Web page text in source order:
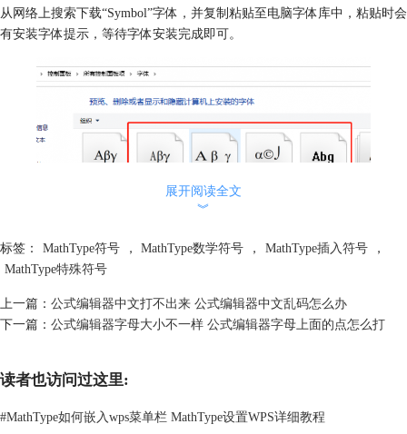
从网络上搜索下载“Symbol”字体，并复制粘贴至电脑字体库中，粘贴时会
有安装字体提示，等待字体安装完成即可。
字体库，可以在“控制面板”中找到，将控制面板查看方式设为“小图标”即
展开阅读全文
︾
标签： MathType符号 ， MathType数学符号 ， MathType插入符号
，
MathType特殊符号
上一篇： 公式编辑器中文打不出来 公式编辑器中文乱码怎么办
下一篇： 公式编辑器字母大小不一样 公式编辑器字母上面的点怎么打
读者也访问过这里:
#MathType如何嵌入wps菜单栏 MathType设置WPS详细教程